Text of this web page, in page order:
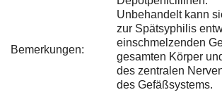
Bemerkungen:
Unbehandelt kann
zur Spätsyphilis
einschmelzenden
gesamten Körper
des zentralen
des Gefäßsystems.